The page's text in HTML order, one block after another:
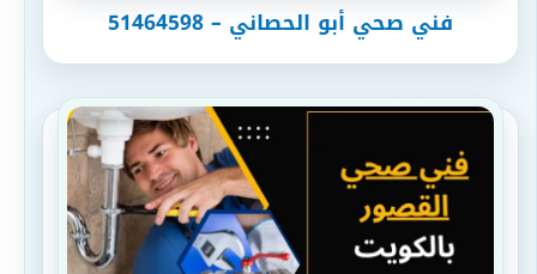
فني صحي أبو الحصاني – 51464598